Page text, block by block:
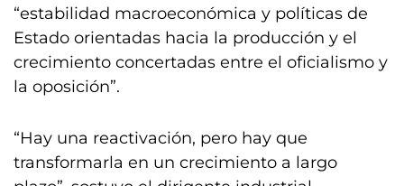
“estabilidad macroeconómica y políticas de
Estado orientadas hacia la producción y el
crecimiento concertadas entre el oficialismo y
la oposición”.
“Hay una reactivación, pero hay que
transformarla en un crecimiento a largo